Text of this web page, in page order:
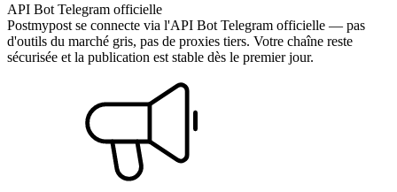
API Bot Telegram officielle
Postmypost se connecte via l'API Bot Telegram officielle — pas
d'outils du marché gris, pas de proxies tiers. Votre chaîne reste
sécurisée et la publication est stable dès le premier jour.